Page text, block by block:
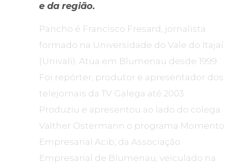
e da região.
Pancho é Francisco Fresard, jornalista
formado na Universidade do Vale do Itajaí
(Univali). Atua em Blumenau desde 1999.
Foi repórter, produtor e apresentador dos
telejornais da TV Galega até 2003.
Produziu e apresentou ao lado do colega
Valther Ostermann o programa Momento
Empresarial Acib, da Associação
Empresarial de Blumenau, veiculado na